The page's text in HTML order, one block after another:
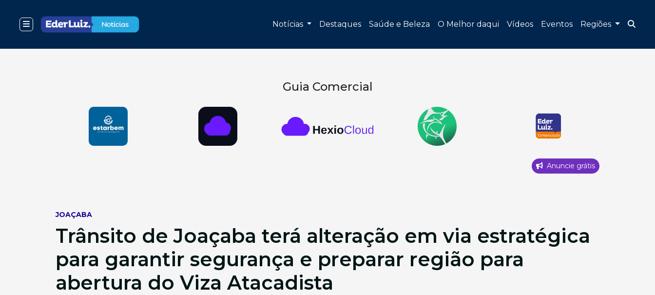
Notícias Destaques Saúde e Beleza O Melhor daqui Vídeos Eventos Regiões
Guia Comercial
Anuncie grátis
JOAÇABA
Trânsito de Joaçaba terá alteração em via estratégica
para garantir segurança e preparar região para
abertura do Viza Atacadista